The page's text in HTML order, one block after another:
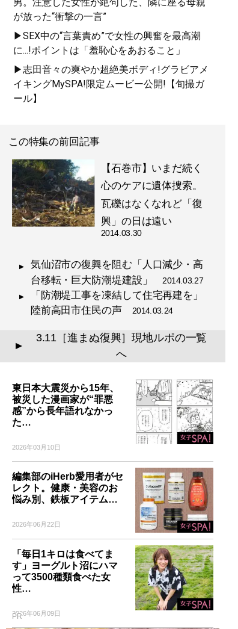
が放った“衝撃の一言”
▶SEX中の“言葉責め”で女性の興奮を最高潮
に...!ポイントは「羞恥心をあおること」
▶志田音々の爽やか超絶美ボディ!グラビアメ
イキングMySPA!限定ムービー公開!【旬撮ガ
ール】
この特集の前回記事
【石巻市】いまだ続く
心のケアに遺体捜索。
瓦礫はなくなれど「復
興」の日は遠い
2014.03.30
気仙沼市の復興を阻む「人口減少・高
台移転・巨大防潮堤建設」 2014.03.27
「防潮堤工事を凍結して住宅再建を」
陸前高田市住民の声
2014.03.24
▲
3.11［進まぬ復興］現地ルポの一覧
へ
東日本大震災から15年、
被災した漫画家が“罪悪
感”から長年語れなかっ
た…
2026年03月10日
編集部のiHerb愛用者がセ
レクト。健康・美容のお
悩み別、鉄板アイテム…
2026年06月22日
「毎日1キロは食べてま
す」ヨーグルト沼にハマ
って3500種類食べた女
性…
2026年06月09日
PR